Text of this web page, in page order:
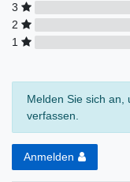
3
2
1
Melden Sie sich an,
verfassen.
Anmelden